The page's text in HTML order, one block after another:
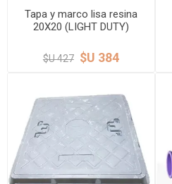
Tapa y marco lisa resina
20X20 (LIGHT DUTY)
$U 427 $U 384